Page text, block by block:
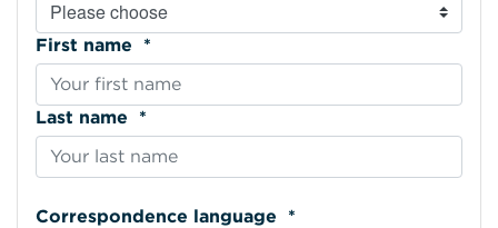
First name *
Last name *
Correspondence language *